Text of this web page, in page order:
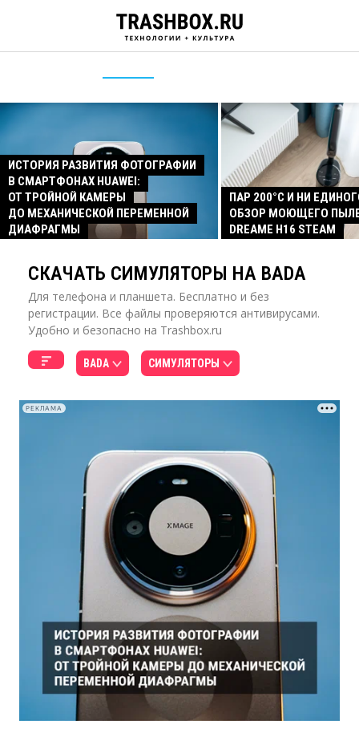
ИСТОРИЯ РАЗВИТИЯ ФОТОГРАФИИ
В СМАРТФОНАХ HUAWEI:
ОТ ТРОЙНОЙ КАМЕРЫ
ДО МЕХАНИЧЕСКОЙ ПЕРЕМЕННОЙ
ДИАФРАГМЫ
ПАР 200°C И НИ
ОБЗОР МОЮЩЕГО
DREAME H16 STEAM
СКАЧАТЬ СИМУЛЯТОРЫ НА BADA
Для телефона и планшета. Бесплатно и без
регистрации. Все файлы проверяются антивирусами.
Удобно и безопасно на Trashbox.ru
BADA СИМУЛЯТОРЫ
РЕКЛАМА